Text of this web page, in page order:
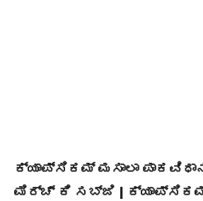
ಕ್ಯಾಪ್ಸಿಕಮ್ ಮಸಾಲಾ
ಮಿರ್ಚ್ ಕಿ ಸಬ್ಜಿ |